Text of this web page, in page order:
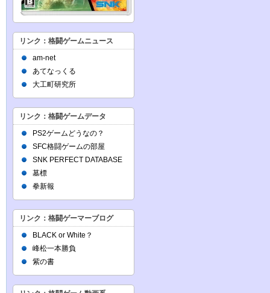
リンク：格闘ゲームニュース
am-net
あてなっくる
大工町研究所
リンク：格闘ゲームデータ
PS2ゲームどうなの？
SFC格闘ゲームの部屋
SNK PERFECT DATABASE
墓標
拳新報
リンク：格闘ゲーマーブログ
BLACK or White？
峰松一本勝負
紫の書